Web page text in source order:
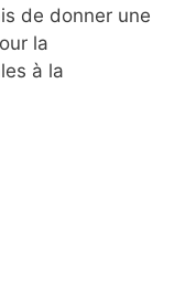
de donner une
la
à la